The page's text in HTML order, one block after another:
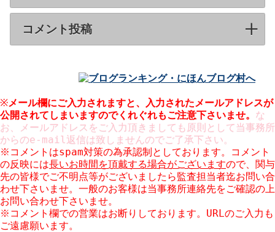
コメント投稿click to expand contents
※メール欄にご入力されますと、入力された メールアドレスが
公開 されてしまいますのでくれぐれもご注意下さいませ。 な
お、メールアドレスをご入力頂きましても原則として当事務所
からのe-mail返信は致しませんのでご了承下さい。
※コメントはspam対策の為承認制としております。コメント
の反映には長いお時間を頂戴する場合がございますので、関与
先の皆様でご不明点等がございましたら監査担当者迄お問い合
わせ下さいませ。一般のお客様は当事務所連絡先をご確認の上
お問い合わせ下さいませ。
※コメント欄での営業はお断りしております。URLのご入力も
ご遠慮願います。